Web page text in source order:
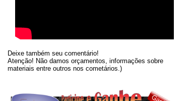
Deixe também seu comentário!
Atenção! Não damos orçamentos, informações sobre
materiais entre outros nos cometários.)